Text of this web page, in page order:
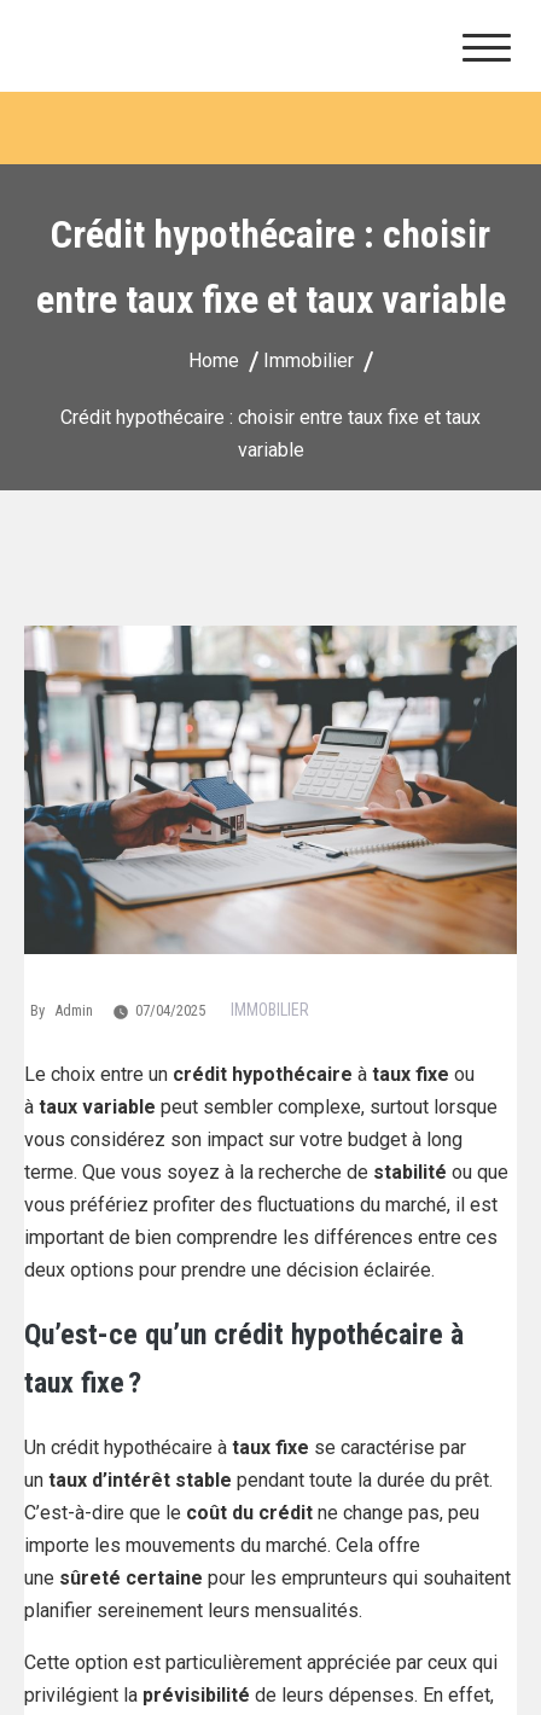
Crédit hypothécaire : choisir
entre taux fixe et taux variable
Home Immobilier
Crédit hypothécaire : choisir entre taux fixe et taux
variable
By Admin 07/04/2025 IMMOBILIER
Le choix entre un crédit hypothécaire à taux fixe ou
à taux variable peut sembler complexe, surtout lorsque
vous considérez son impact sur votre budget à long
terme. Que vous soyez à la recherche de stabilité ou que
vous préfériez profiter des fluctuations du marché, il est
important de bien comprendre les différences entre ces
deux options pour prendre une décision éclairée.
Qu’est-ce qu’un crédit hypothécaire à
taux fixe ?
Un crédit hypothécaire à taux fixe se caractérise par
un taux d’intérêt stable pendant toute la durée du prêt.
C’est-à-dire que le coût du crédit ne change pas, peu
importe les mouvements du marché. Cela offre
une sûreté certaine pour les emprunteurs qui souhaitent
planifier sereinement leurs mensualités.
Cette option est particulièrement appréciée par ceux qui
privilégient la prévisibilité de leurs dépenses. En effet,